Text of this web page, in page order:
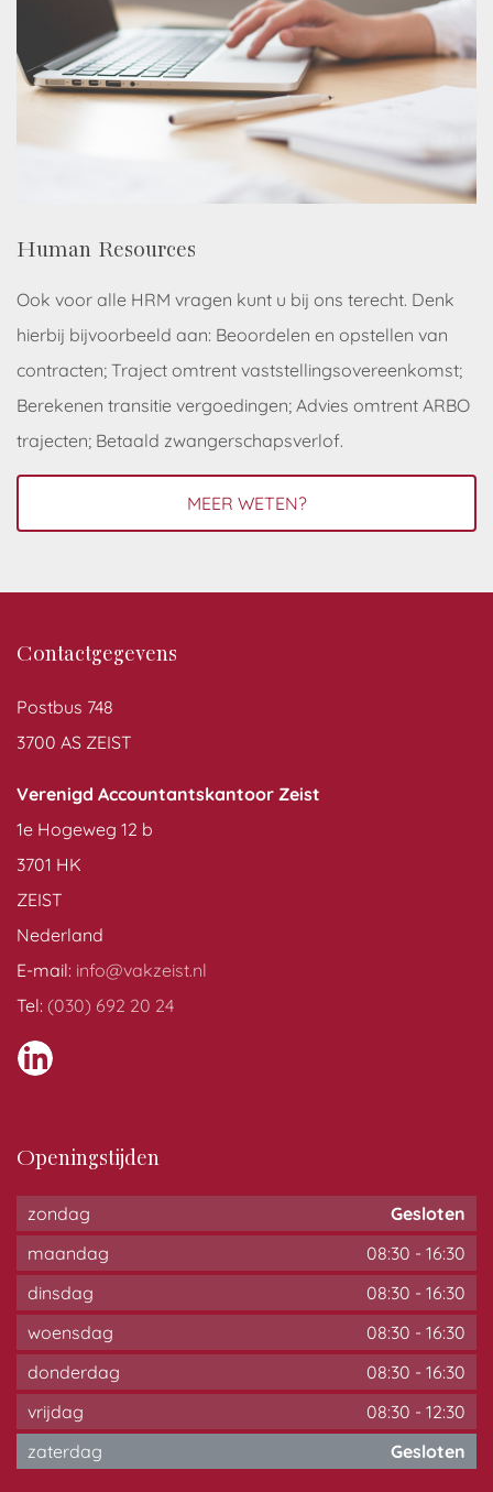
Human Resources
Ook voor alle HRM vragen kunt u bij ons terecht. Denk
hierbij bijvoorbeeld aan: Beoordelen en opstellen van
contracten; Traject omtrent vaststellingsovereenkomst;
Berekenen transitie vergoedingen; Advies omtrent ARBO
trajecten; Betaald zwangerschapsverlof.
MEER WETEN?
Contactgegevens
Postbus 748
3700 AS ZEIST
Verenigd Accountantskantoor Zeist
1e Hogeweg 12 b
3701 HK
ZEIST
Nederland
E-mail: info@vakzeist.nl
Tel: (030) 692 20 24
Openingstijden
zondag
Gesloten
maandag
08:30 - 16:30
dinsdag
08:30 - 16:30
woensdag
08:30 - 16:30
donderdag
08:30 - 16:30
vrijdag
08:30 - 12:30
zaterdag
Gesloten